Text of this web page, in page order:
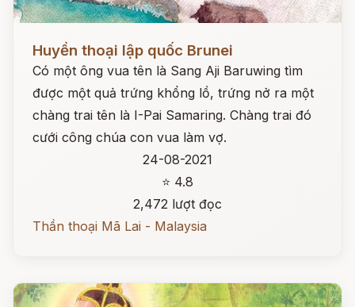
Đọc ngay
Huyền thoại lập quốc Brunei
Có một ông vua tên là Sang Aji Baruwing tìm
được một quả trứng khổng lồ, trứng nở ra một
chàng trai tên là I-Pai Samaring. Chàng trai đó
cưới công chúa con vua làm vợ.
24-08-2021
⭐ 4.8
2,472 lượt đọc
Thần thoại Mã Lai - Malaysia